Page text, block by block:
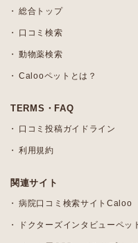
総合トップ
口コミ検索
動物薬検索
Calooペットとは？
TERMS・FAQ
口コミ投稿ガイドライン
利用規約
関連サイト
病院口コミ検索サイトCaloo
ドクターズインタビューペッ